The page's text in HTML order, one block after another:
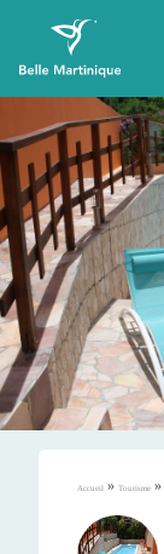
Accueil » Tourisme »